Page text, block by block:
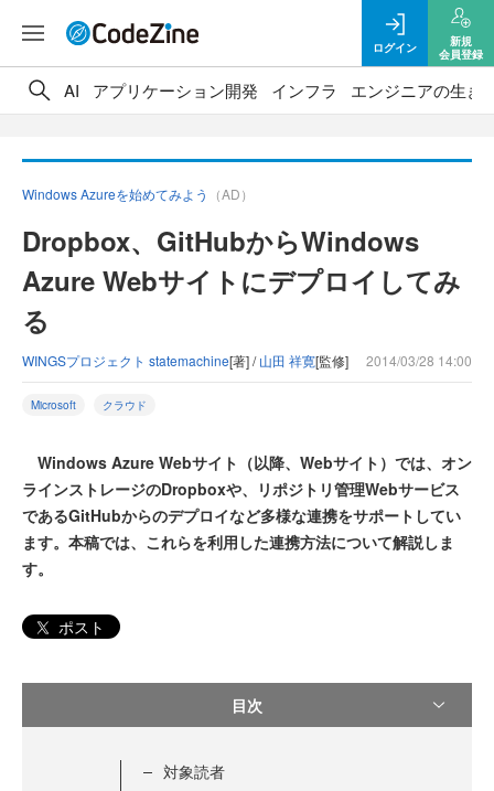
ログイン
新規
会員登録
AI アプリケーション開発 インフラ エンジニアの生き
Windows Azureを始めてみよう （AD）
Dropbox、GitHubからWindows
Azure Webサイトにデプロイしてみ
る
WINGSプロジェクト statemachine[著] /山田 祥寛[監修] 2014/03/28 14:00
Microsoft クラウド
Windows Azure Webサイト（以降、Webサイト）では、オン
ラインストレージのDropboxや、リポジトリ管理Webサービス
であるGitHubからのデプロイなど多様な連携をサポートしてい
ます。本稿では、これらを利用した連携方法について解説しま
す。
ポスト
目次
対象読者